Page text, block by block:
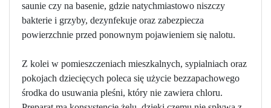
saunie czy na basenie, gdzie natychmiastowo niszczy
bakterie i grzyby, dezynfekuje oraz zabezpiecza
powierzchnie przed ponownym pojawieniem się nalotu.
Z kolei w pomieszczeniach mieszkalnych, sypialniach oraz
pokojach dziecięcych poleca się użycie bezzapachowego
środka do usuwania pleśni, który nie zawiera chloru.